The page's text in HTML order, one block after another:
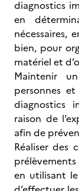
diagnostics
en
nécessaires,
bien, pour
matériel et
Maintenir
personnes
diagnostics
raison de
afin de
Réaliser des
en utilisant